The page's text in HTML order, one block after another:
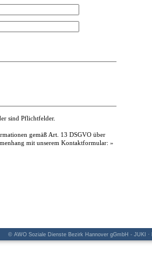
sind Pflichtfelder.
gemäß Art. 13 DSGVO über
mit unserem Kontaktformular: »
© AWO Soziale Dienste Bezirk Hannover gGmbH - JUKI ·